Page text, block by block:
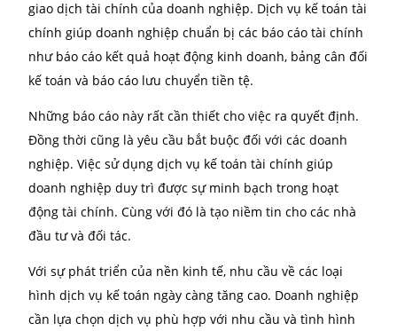
Kế toán quản trị
Kế toán quản trị đóng vai trò quan trọng trong việc
cấp thông tin cho các nhà quản lý trong việc ra
định. Dịch vụ này giúp doanh nghiệp phân tích chi
doanh thu và lợi nhuận. Từ đó đưa ra các chiến lược
kinh doanh hiệu quả.
Việc nắm rõ thông tin tài chính thông qua kế toán
trị giúp doanh nghiệp phát hiện kịp thời các vấn đề
trong hoạt động kinh doanh, nhằm đưa ra các biện
khắc phục nhanh chóng và hiệu quả. Bên cạnh đó,